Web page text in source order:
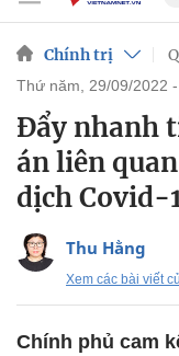
Chính trị
thứ năm, 29/09/2022
Đẩy nhanh
án liên
dịch Covid-
Thu Hằng
Xem các bài viết
Chính phủ cam